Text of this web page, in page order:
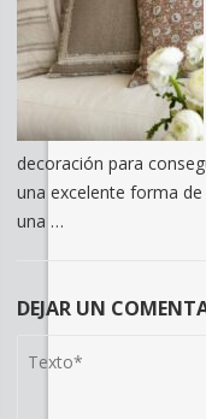
decoración para
una excelente forma
una …
DEJAR UN